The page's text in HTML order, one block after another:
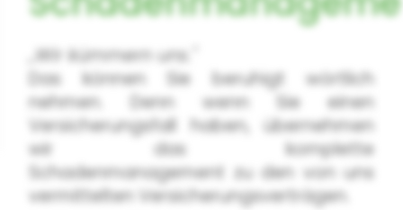
„Wir kümmern uns."
Das können Sie beruhigt wörtlich
nehmen. Denn wenn Sie einen
Versicherungsfall haben, übernehmen
wir das komplette
Schadenmanagement zu den von uns
vermittelten Versicherungsverträgen.